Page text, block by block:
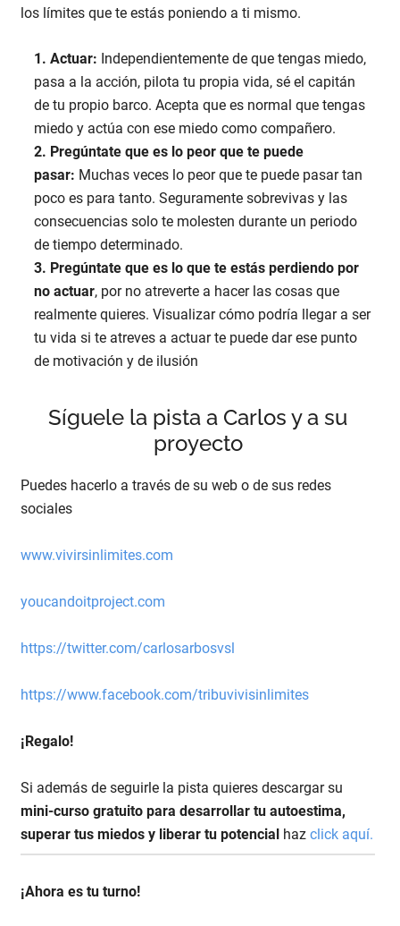
los límites que te estás poniendo a ti mismo.
1. Actuar: Independientemente de que tengas miedo,
pasa a la acción, pilota tu propia vida, sé el capitán
de tu propio barco. Acepta que es normal que tengas
miedo y actúa con ese miedo como compañero.
2. Pregúntate que es lo peor que te puede
pasar: Muchas veces lo peor que te puede pasar tan
poco es para tanto. Seguramente sobrevivas y las
consecuencias solo te molesten durante un periodo
de tiempo determinado.
3. Pregúntate que es lo que te estás perdiendo por
no actuar, por no atreverte a hacer las cosas que
realmente quieres. Visualizar cómo podría llegar a ser
tu vida si te atreves a actuar te puede dar ese punto
de motivación y de ilusión
Síguele la pista a Carlos y a su
proyecto
Puedes hacerlo a través de su web o de sus redes
sociales
www.vivirsinlimites.com
youcandoitproject.com
https://twitter.com/carlosarbosvsl
https://www.facebook.com/tribuvivisinlimites
¡Regalo!
Si además de seguirle la pista quieres descargar su
mini-curso gratuito para desarrollar tu autoestima,
superar tus miedos y liberar tu potencial haz click aquí.
¡Ahora es tu turno!